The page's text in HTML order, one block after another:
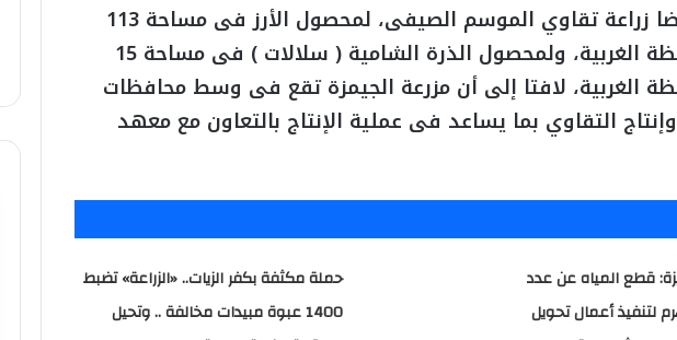
وأوضح السباعي ، أنه تم أيضا زراعة تقاوي الموسم الصيفى، لمحصول الأرز فى مساحة 113
فدان بمزرعة الجميزة بمحافظة الغربية، ولمحصول الذرة الشامية ( سلالات ) فى مساحة 15
الغربية، لافتا إلى أن مزرعة الجيمزة تقع فى وسط محافظات
وإنتاج التقاوي بما يساعد فى عملية الإنتاج بالتعاون مع معهد
قطع المياه عن عدد
لتنفيذ أعمال تحويل
حملة مكثفة بكفر الزيات.. «الزراعة» تضبط
1400 عبوة مبيدات مخالفة .. وتحيل